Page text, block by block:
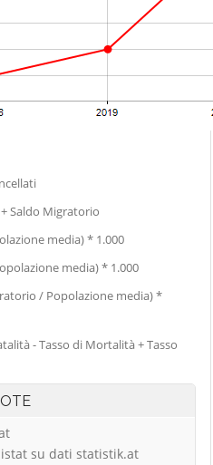
Saldo Migratorio
media) * 1.000
media) * 1.000
/ Popolazione media) *
- Tasso di Mortalità + Tasso
su dati statistik.at